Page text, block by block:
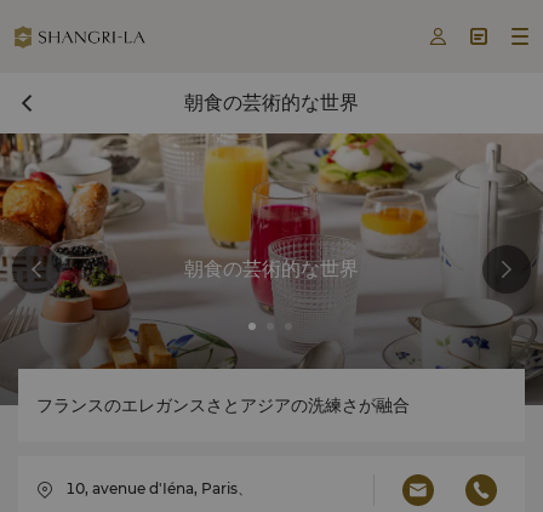
  
朝食の芸術的な世界
朝食の芸術的な世界
フランスのエレガンスさとアジアの洗練さが融合
10, avenue d'Iéna, Paris、